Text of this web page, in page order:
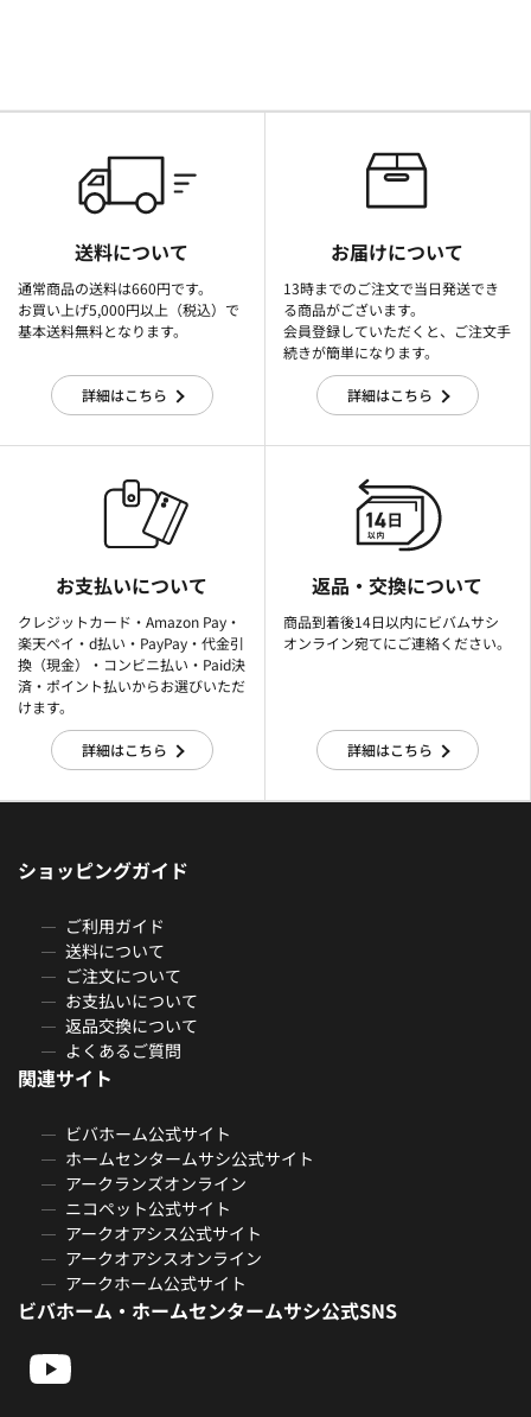
送料について
通常商品の送料は660円です。
お買い上げ5,000円以上（税込）で
基本送料無料となります。
詳細はこちら
お届けについて
13時までのご注文で当日発送でき
る商品がございます。
会員登録していただくと、ご注文手
続きが簡単になります。
詳細はこちら
お支払いについて
クレジットカード・Amazon Pay・
楽天ぺイ・d払い・PayPay・代金引
換（現金）・コンビニ払い・Paid決
済・ポイント払いからお選びいただ
けます。
詳細はこちら
返品・交換について
商品到着後14日以内にビバムサシ
オンライン宛てにご連絡ください。
詳細はこちら
ショッピングガイド
ご利用ガイド
送料について
ご注文について
お支払いについて
返品交換について
よくあるご質問
関連サイト
ビバホーム公式サイト
ホームセンタームサシ公式サイト
アークランズオンライン
ニコペット公式サイト
アークオアシス公式サイト
アークオアシスオンライン
アークホーム公式サイト
ビバホーム・ホームセンタームサシ公式SNS